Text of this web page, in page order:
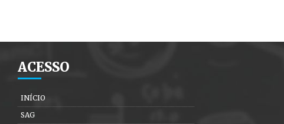
ACESSO
INÍCIO
SAG